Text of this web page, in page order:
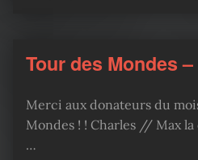
Tour des Mondes
Merci aux donateurs du
Mondes ! ! Charles // Max
…